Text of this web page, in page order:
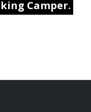
Camper.